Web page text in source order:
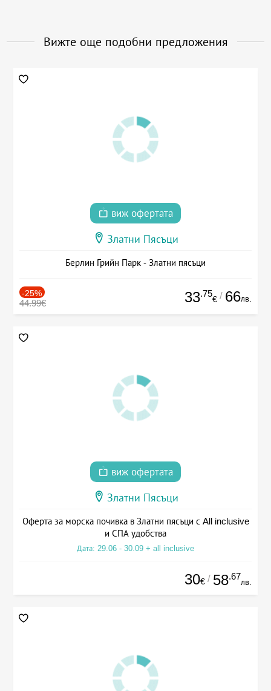
Вижте още подобни предложения
виж офертата
Златни Пясъци
Берлин Грийн Парк - Златни пясъци
-25%
44.99€ 33.75
€ / 66лв.
виж офертата
Златни Пясъци
Оферта за морска почивка в Златни пясъци с All inclusive
и СПА удобства
Дата: 29.06 - 30.09 + all inclusive
30€ / 58.67
лв.